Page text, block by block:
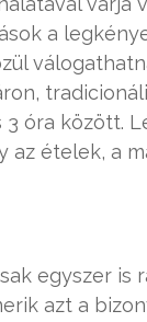
a
3 óra között.
az ételek, a
egyszer
azt a